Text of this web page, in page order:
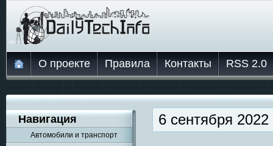
О проекте Правила Контакты RSS 2.0
Навигация
Автомобили и транспорт
6 сентября